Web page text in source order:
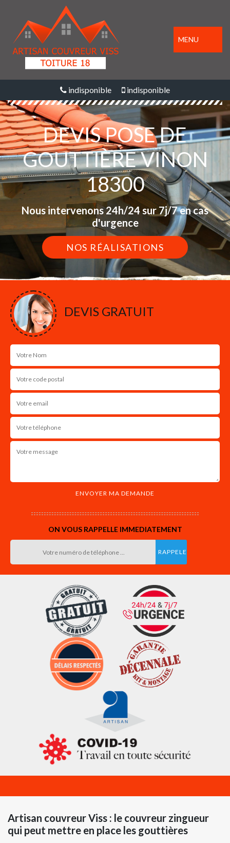
MENU
indisponible indisponible
DEVIS POSE DE
GOUTTIÈRE VINON
18300
Nous intervenons 24h/24 sur 7j/7 en cas
d'urgence
NOS RÉALISATIONS
DEVIS GRATUIT
ON VOUS RAPPELLE IMMEDIATEMENT
Artisan couvreur Viss : le couvreur zingueur
qui peut mettre en place les gouttières